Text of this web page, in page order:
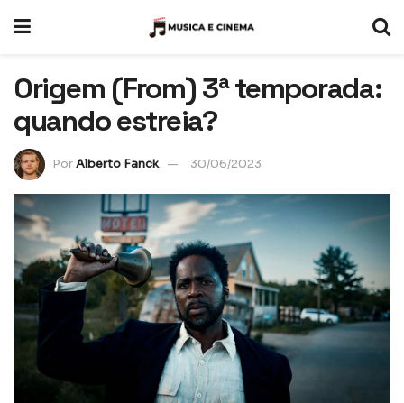
Origem (From) 3ª temporada:
quando estreia?
PorAlberto Fanck 30/06/2023